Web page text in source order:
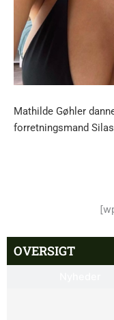
Mathilde Gøhler
forretningsmand
OVERSIGT